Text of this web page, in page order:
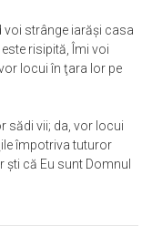
voi strânge iarăşi casa
risipită, Îmi voi
locui în ţara lor pe
sădi vii; da, vor locui
împotriva tuturor
că Eu sunt Domnul